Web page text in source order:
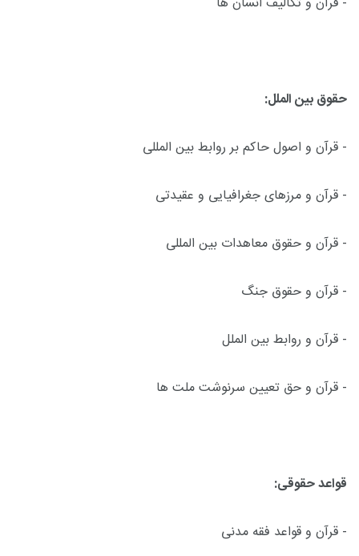
حقوق بین الملل:
- قرآن و اصول حاکم بر روابط بین المللی
- قرآن و مرزهای جغرافیایی و عقیدتی
- قرآن و حقوق معاهدات بین المللی
- قرآن و حقوق جنگ
- قرآن و روابط بین الملل
- قرآن و حق تعیین سرنوشت ملت ها
قواعد حقوقی:
- قرآن و قواعد فقه مدنی